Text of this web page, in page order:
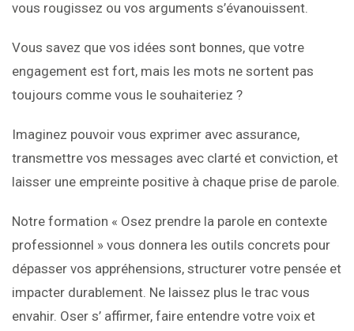
vous rougissez ou vos arguments s’évanouissent.
Vous savez que vos idées sont bonnes, que votre
engagement est fort, mais les mots ne sortent pas
toujours comme vous le souhaiteriez ?
Imaginez pouvoir vous exprimer avec assurance,
transmettre vos messages avec clarté et conviction, et
laisser une empreinte positive à chaque prise de parole.
Notre formation « Osez prendre la parole en contexte
professionnel » vous donnera les outils concrets pour
dépasser vos appréhensions, structurer votre pensée et
impacter durablement. Ne laissez plus le trac vous
envahir. Oser s’ affirmer, faire entendre votre voix et